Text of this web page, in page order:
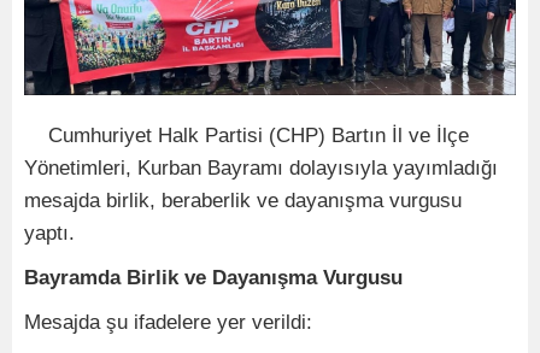
Cumhuriyet Halk Partisi (CHP) Bartın İl ve İlçe
Yönetimleri, Kurban Bayramı dolayısıyla yayımladığı
mesajda birlik, beraberlik ve dayanışma vurgusu
yaptı.
Bayramda Birlik ve Dayanışma Vurgusu
Mesajda şu ifadelere yer verildi: